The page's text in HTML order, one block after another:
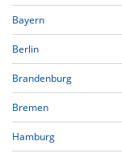
Bayern
Berlin
Brandenburg
Bremen
Hamburg